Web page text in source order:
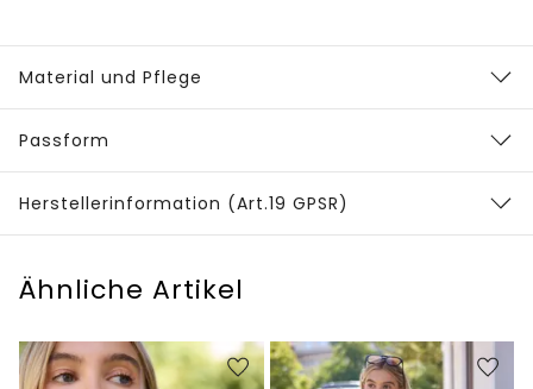
Material und Pflege
Passform
Herstellerinformation (Art.19 GPSR)
Ähnliche Artikel